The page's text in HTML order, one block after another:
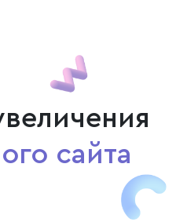
сайта